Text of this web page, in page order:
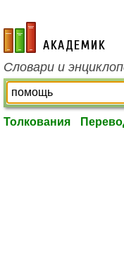
academic.ru
Словари и
Толкования